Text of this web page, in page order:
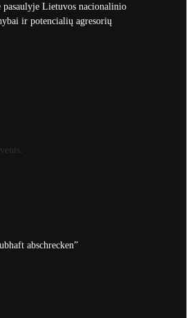
pasaulyje Lietuvos nacionalinio
ir potencialių agresorių
abschrecken”